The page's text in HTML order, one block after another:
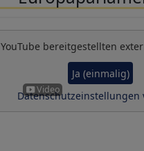
YouTube bereitgestellten
Ja (einmalig)
Datenschutzeinstellungen